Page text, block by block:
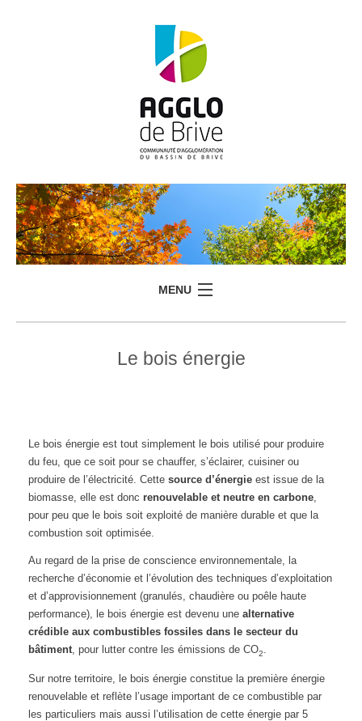
MENU
Le bois énergie
Le bois énergie est tout simplement le bois utilisé pour produire
du feu, que ce soit pour se chauffer, s’éclairer, cuisiner ou
produire de l’électricité. Cette source d’énergieest issue de la
biomasse, elle est donc renouvelable et neutre en carbone,
pour peu que le bois soit exploité de manière durable et que la
combustion soit optimisée.
Au regard de la prise de conscience environnementale, la
recherche d’économie et l’évolution des techniques d’exploitation
et d’approvisionnement (granulés, chaudière ou poêle haute
performance), le bois énergie est devenu une alternative
crédible aux combustibles fossiles dans le secteur du
bâtiment, pour lutter contre les émissions de CO2.
Sur notre territoire, le bois énergie constitue la première énergie
renouvelable et reflète l’usage important de ce combustible par
les particuliers mais aussi l’utilisation de cette énergie par 5